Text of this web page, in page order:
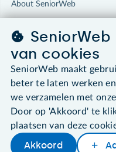
About SeniorWeb
van cookies
SeniorWeb maakt
beter te laten werken
we verzamelen met
Door op 'Akkoord' te
plaatsen van deze
Akkoord